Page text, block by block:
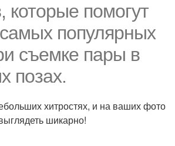
которые помогут
популярных
съемке пары в
позах.
хитростях, и на ваших фото
шикарно!